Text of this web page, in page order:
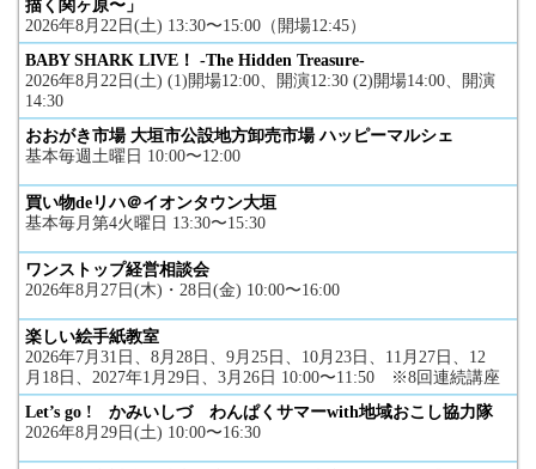
描く関ヶ原〜」
2026年8月22日(土) 13:30〜15:00（開場12:45）
BABY SHARK LIVE！ -The Hidden Treasure-
2026年8月22日(土) (1)開場12:00、開演12:30 (2)開場14:00、開演
14:30
おおがき市場 大垣市公設地方卸売市場 ハッピーマルシェ
基本毎週土曜日 10:00〜12:00
買い物deリハ＠イオンタウン大垣
基本毎月第4火曜日 13:30〜15:30
ワンストップ経営相談会
2026年8月27日(木)・28日(金) 10:00〜16:00
楽しい絵手紙教室
2026年7月31日、8月28日、9月25日、10月23日、11月27日、12
月18日、2027年1月29日、3月26日 10:00〜11:50 ※8回連続講座
Let’s go ! かみいしづ わんぱくサマーwith地域おこし協力隊
2026年8月29日(土) 10:00〜16:30